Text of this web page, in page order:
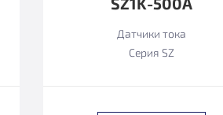
Датчики тока
Серия SZ